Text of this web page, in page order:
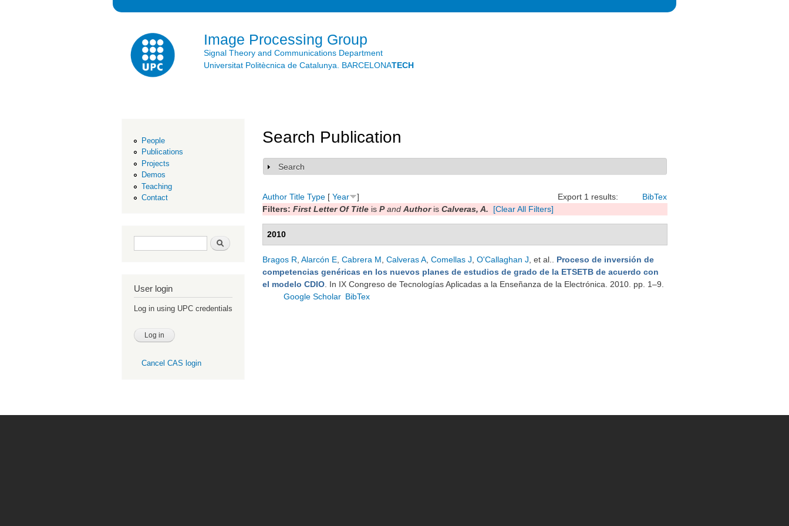
Image Processing Group
Signal Theory and Communications Department
Universitat Politècnica de Catalunya. BARCELONATECH
People
Publications
Projects
Demos
Teaching
Contact
Search form Search
User login
Log in using UPC credentials
Cancel CAS login
Search Publication
Show
Search
Export 1 results: BibTex
Author Title Type [ Year
]
Filters: First Letter Of Title is Pand Authoris Calveras, A. [Clear All Filters]
2010
Bragos R Alarcón E Cabrera M Calveras A Comellas J O'Callaghan J , et al.
Proceso de inversión de
competencias genéricas en los nuevos planes de estudios de grado de la ETSETB de acuerdo con
el modelo CDIO . In IX Congreso de Tecnologías Aplicadas a la Enseñanza de la Electrónica. 2010. pp. 1–9.
Google Scholar BibTex